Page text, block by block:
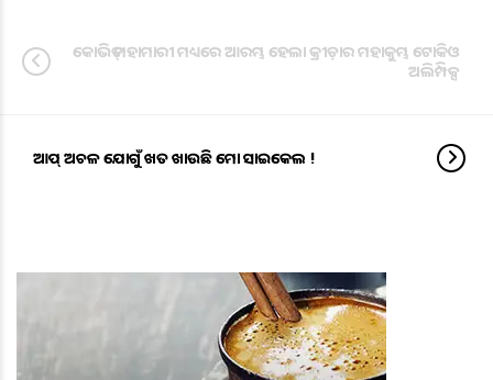
କୋଭିଡ୍ ମହାମାରୀ ମଧ୍ୟରେ ଆରମ୍ଭ ହେଲା କ୍ରୀଡ଼ାର ମହାକୁମ୍ଭ ଟୋକିଓ
ଅଲିମ୍ପିକ୍ସ
ଆପ୍ ଅଚଳ ଯୋଗୁଁ ଖତ ଖାଉଛି ମୋ ସାଇକେଲ !